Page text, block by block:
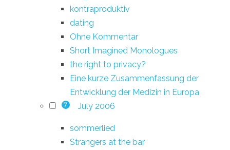
kontraproduktiv
dating
Ohne Kommentar
Short Imagined Monologues
the right to privacy?
Eine kurze Zusammenfassung der
Entwicklung der Medizin in Europa
7 July 2006
sommerlied
Strangers at the bar